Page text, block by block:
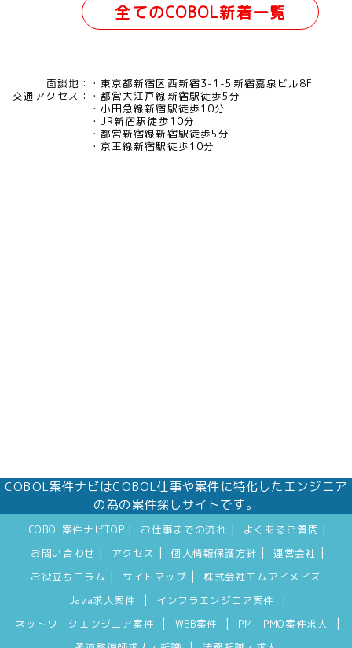
全てのCOBOL新着一覧
面談地：
東京都新宿区西新宿3-1-5新宿嘉泉ビル8F
交通アクセス：
都営大江戸線新宿駅徒歩5分
小田急線新宿駅徒歩10分
JR新宿駅徒歩10分
都営新宿線新宿駅徒歩5分
京王線新宿駅徒歩10分
COBOL案件ナビはCOBOL仕事や案件に特化したエンジニア
の為の案件探しサイトです。
COBOL案件ナビTOP お仕事までの流れ よくあるご質問
お問い合わせ アクセス 個人情報保護方針 運営会社
お役立ちコラム サイトマップ
株式会社エムアイメイズ
Java求人案件
インフラエンジニア案件
ネットワークエンジニア案件 WEB案件 PM・PMO案件求人